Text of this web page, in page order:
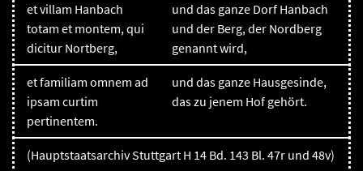
et villam Hanbach
totam et montem, qui
dicitur Nortberg,
und das ganze Dorf Hanbach
und der Berg, der Nordberg
genannt wird,
et familiam omnem ad
ipsam curtim
pertinentem.
und das ganze Hausgesinde,
das zu jenem Hof gehört.
(Hauptstaatsarchiv Stuttgart H 14 Bd. 143 Bl. 47r und 48v)